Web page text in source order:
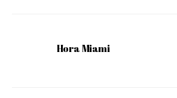
Hora Miami